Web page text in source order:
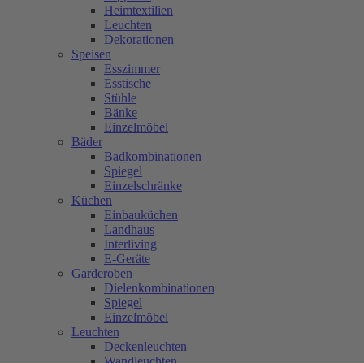
Heimtextilien
Leuchten
Dekorationen
Speisen
Esszimmer
Esstische
Stühle
Bänke
Einzelmöbel
Bäder
Badkombinationen
Spiegel
Einzelschränke
Küchen
Einbauküchen
Landhaus
Interliving
E-Geräte
Garderoben
Dielenkombinationen
Spiegel
Einzelmöbel
Leuchten
Deckenleuchten